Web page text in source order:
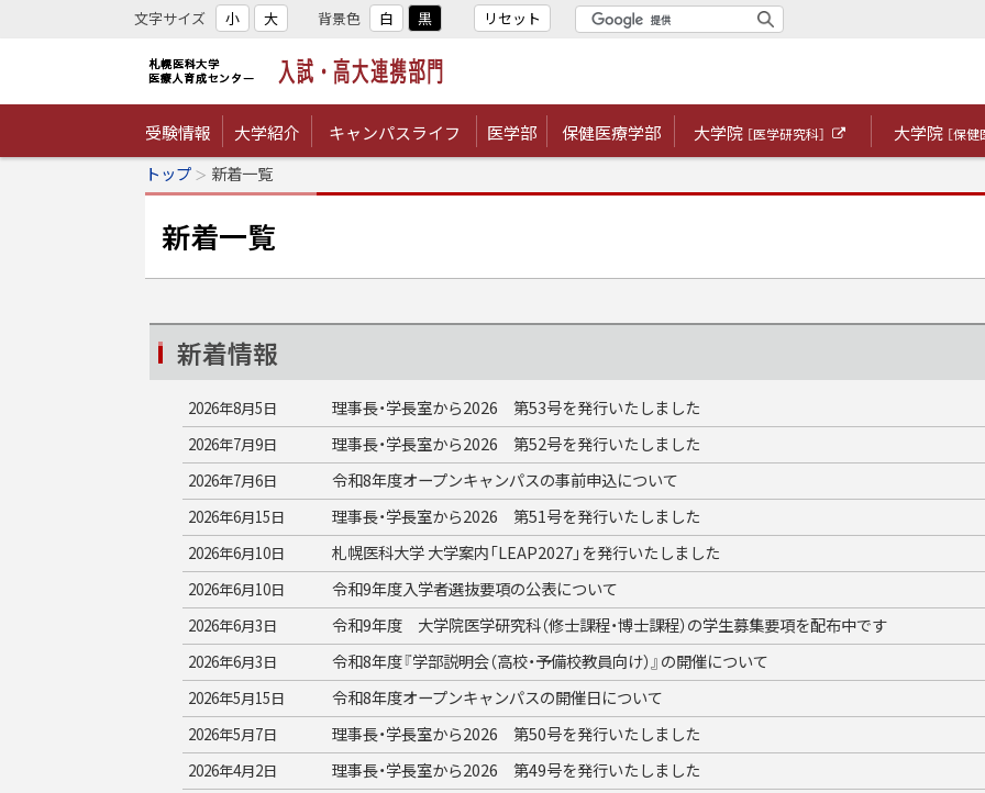
文字サイズ 小 大 背景色 白 黒 リセット
札幌医科大学医療人
育成センター 入試・
高大連携部門
受験情報 大学紹介 キャンパスライフ 医学部 保健医療学部 大学院 ［医学研究科］
外
サ
大学院 ［保
トップ 新着一覧
新着一覧
新着情報
2026年8月5日 理事長・学長室から2026 第53号を発行いたしました
2026年7月9日 理事長・学長室から2026 第52号を発行いたしました
2026年7月6日 令和8年度オープンキャンパスの事前申込について
2026年6月15日 理事長・学長室から2026 第51号を発行いたしました
2026年6月10日 札幌医科大学 大学案内「LEAP2027」を発行いたしました
2026年6月10日 令和9年度入学者選抜要項の公表について
2026年6月3日 令和9年度 大学院医学研究科（修士課程・博士課程）の学生募集要項を配布中です
2026年6月3日 令和8年度『学部説明会（高校・予備校教員向け）』の開催について
2026年5月15日 令和8年度オープンキャンパスの開催日について
2026年5月7日 理事長・学長室から2026 第50号を発行いたしました
2026年4月2日 理事長・学長室から2026 第49号を発行いたしました